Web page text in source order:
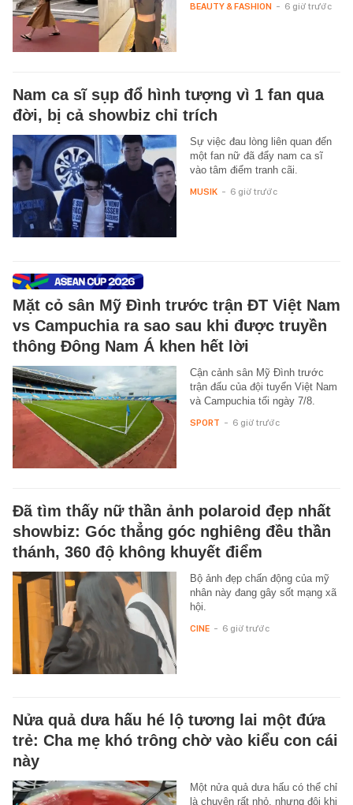
BEAUTY & FASHION - 6 giờ trước
Nam ca sĩ sụp đổ hình tượng vì 1 fan qua
đời, bị cả showbiz chỉ trích
Sự việc đau lòng liên quan đến
một fan nữ đã đẩy nam ca sĩ
vào tâm điểm tranh cãi.
MUSIK - 6 giờ trước
Mặt cỏ sân Mỹ Đình trước trận ĐT Việt Nam
vs Campuchia ra sao sau khi được truyền
thông Đông Nam Á khen hết lời
Cận cảnh sân Mỹ Đình trước
trận đấu của đội tuyển Việt Nam
và Campuchia tối ngày 7/8.
SPORT - 6 giờ trước
Đã tìm thấy nữ thần ảnh polaroid đẹp nhất
showbiz: Góc thẳng góc nghiêng đều thần
thánh, 360 độ không khuyết điểm
Bộ ảnh đẹp chấn động của mỹ
nhân này đang gây sốt mạng xã
hội.
CINE - 6 giờ trước
Nửa quả dưa hấu hé lộ tương lai một đứa
trẻ: Cha mẹ khó trông chờ vào kiểu con cái
này
Một nửa quả dưa hấu có thể chỉ
là chuyện rất nhỏ, nhưng đôi khi